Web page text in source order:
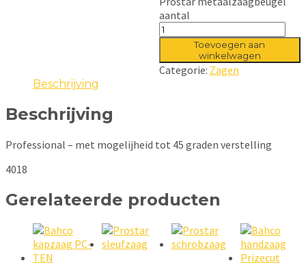
aantal
Toevoegen aan
winkelwagen
Categorie: Zagen
Beschrijving
Beschrijving
Professional – met mogelijheid tot 45 graden verstelling
4018
Gerelateerde producten